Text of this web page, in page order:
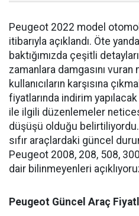
Peugeot 2022 model
itibarıyla açıklandı. Öte
baktığımızda çeşitli
zamanlara damgasını
kullanıcıların karşısına
fiyatlarında indirim
ile ilgili düzenlemeler
düşüşü olduğu belirtiliyordu.
sıfır araçlardaki güncel
Peugeot 2008, 208, 508,
dair bilinmeyenleri
Peugeot Güncel Araç